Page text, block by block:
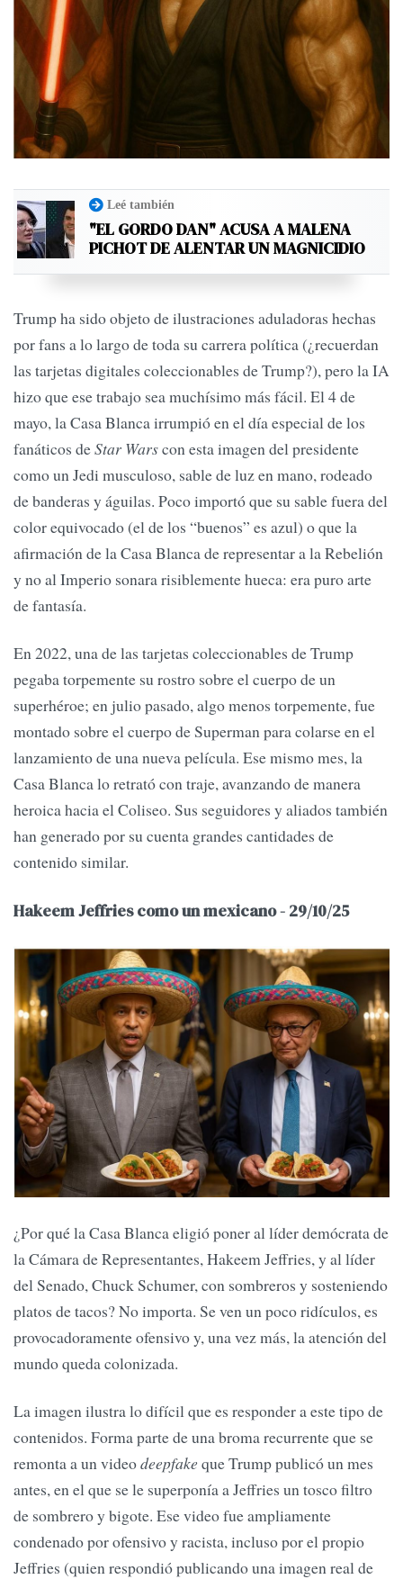
Leé también
"EL GORDO DAN" ACUSA A MALENA
PICHOT DE ALENTAR UN MAGNICIDIO
Trump ha sido objeto de ilustraciones aduladoras hechas
por fans a lo largo de toda su carrera política (¿recuerdan
las tarjetas digitales coleccionables de Trump?), pero la IA
hizo que ese trabajo sea muchísimo más fácil. El 4 de
mayo, la Casa Blanca irrumpió en el día especial de los
fanáticos deStar Warscon esta imagen del presidente
como un Jedi musculoso, sable de luz en mano, rodeado
de banderas y águilas. Poco importó que su sable fuera del
color equivocado (el de los “buenos” es azul) o que la
afirmación de la Casa Blanca de representar a la Rebelión
y no al Imperio sonara risiblemente hueca: era puro arte
de fantasía.
En 2022, una de las tarjetas coleccionables de Trump
pegaba torpemente su rostro sobre el cuerpo de un
superhéroe; en julio pasado, algo menos torpemente, fue
montado sobre el cuerpo de Superman para colarse en el
lanzamiento de una nueva película. Ese mismo mes, la
Casa Blanca lo retrató con traje, avanzando de manera
heroica hacia el Coliseo. Sus seguidores y aliados también
han generado por su cuenta grandes cantidades de
contenido similar.
Hakeem Jeffries como un mexicano - 29/10/25
¿Por qué la Casa Blanca eligió poner al líder demócrata de
la Cámara de Representantes, Hakeem Jeffries, y al líder
del Senado, Chuck Schumer, con sombreros y sosteniendo
platos de tacos? No importa. Se ven un poco ridículos, es
provocadoramente ofensivo y, una vez más, la atención del
mundo queda colonizada.
La imagen ilustra lo difícil que es responder a este tipo de
contenidos. Forma parte de una broma recurrente que se
remonta a un videodeepfakeque Trump publicó un mes
antes, en el que se le superponía a Jeffries un tosco filtro
de sombrero y bigote. Ese video fue ampliamente
condenado por ofensivo y racista, incluso por el propio
Jeffries (quien respondió publicando una imagen real de